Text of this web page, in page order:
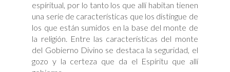
espíritual, por lo tanto los que allí habitan tienen
una serie de características que los distingue de
los que están sumidos en la base del monte de
la religión. Entre las características del monte
del Gobierno Divino se destaca la seguridad, el
gozo y la certeza que da el Espíritu que allí